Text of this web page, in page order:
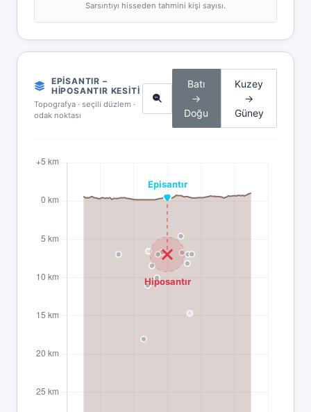
Sarsıntıyı hisseden tahmini kişi sayısı.
EPISANTIR –
HIPOSANTIR KESITI
Topografya · seçili düzlem ·
odak noktası
Batı
→
Doğu
Kuzey
→
Güney